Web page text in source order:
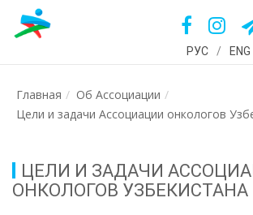
РУС / ENG
Главная
Об Ассоциации
Цели и задачи Ассоциации онкологов
ЦЕЛИ И ЗАДАЧИ
ОНКОЛОГОВ УЗБЕКИСТАНА